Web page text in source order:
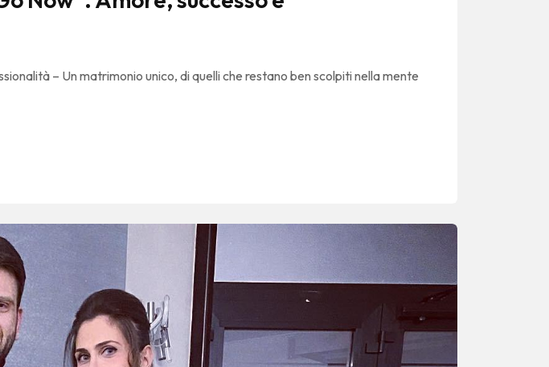
– Un matrimonio unico, di quelli che restano ben scolpiti nella mente